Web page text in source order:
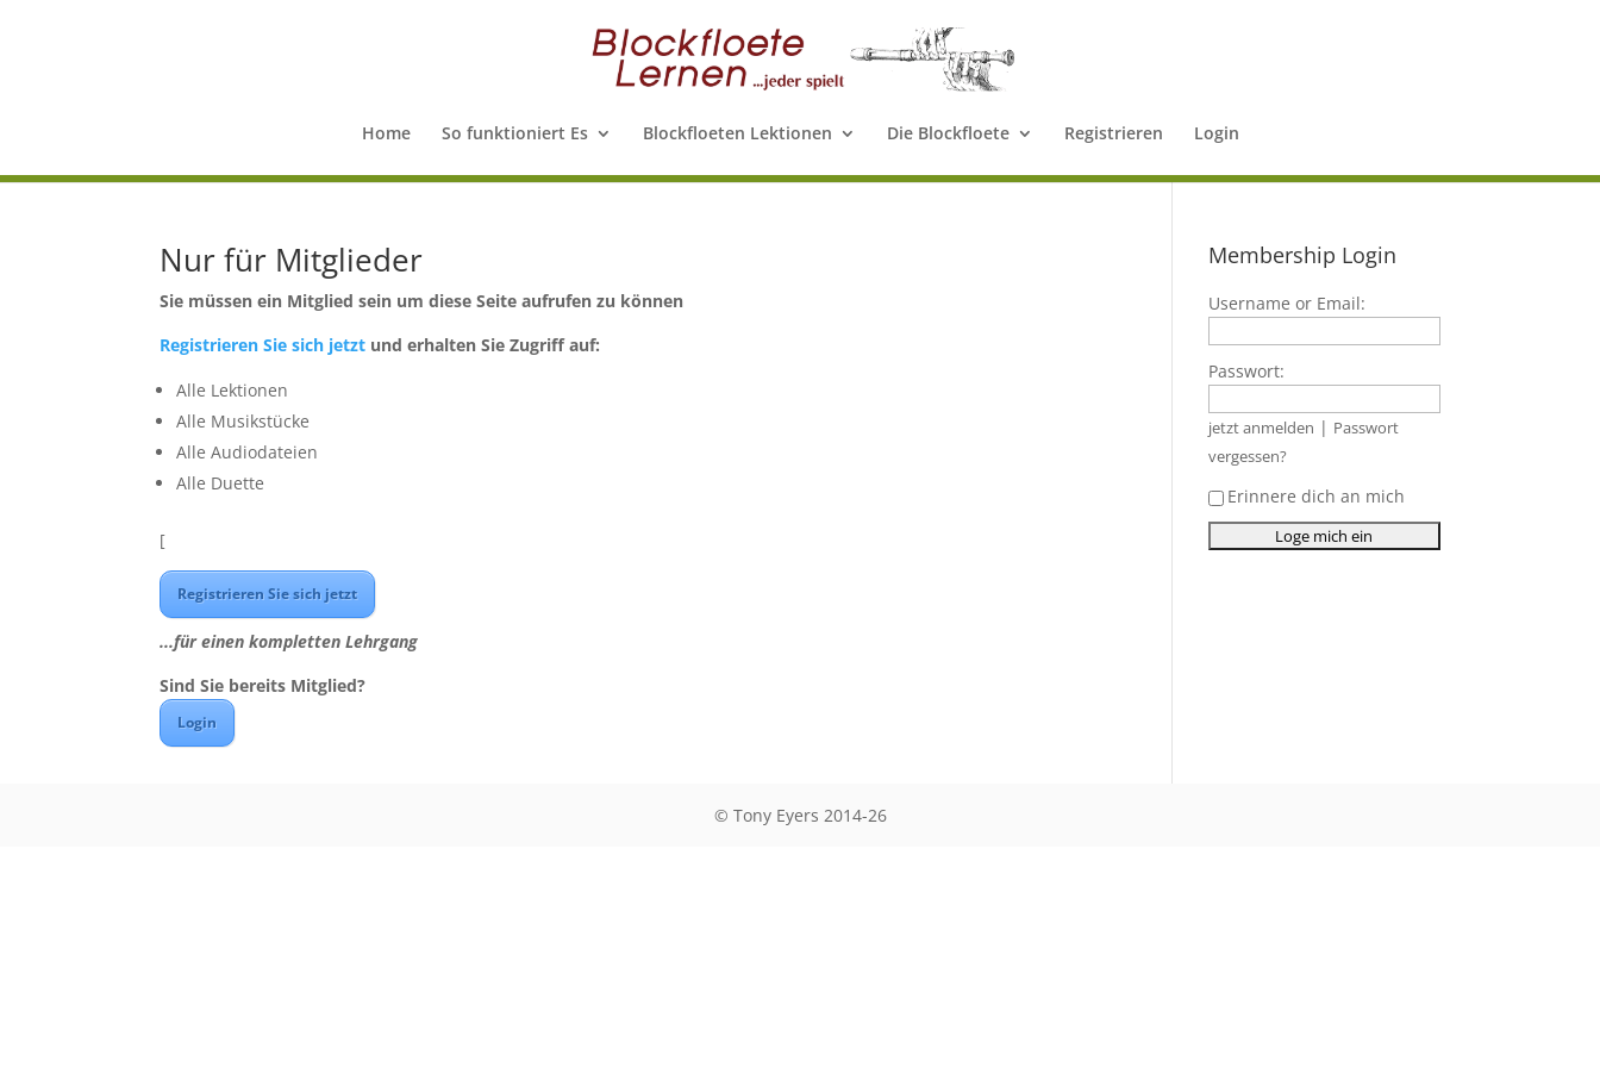
Home So funktioniert Es Blockfloeten Lektionen Die Blockfloete Registrieren Login
Nur für Mitglieder
Sie müssen ein Mitglied sein um diese Seite aufrufen zu können
Registrieren Sie sich jetzt und erhalten Sie Zugriff auf:
Alle Lektionen
Alle Musikstücke
Alle Audiodateien
Alle Duette
[
Registrieren Sie sich jetzt
...für einen kompletten Lehrgang
Sind Sie bereits Mitglied?
Login
Membership Login
Username or Email:
Passwort:
jetzt anmelden | Passwort
vergessen?
Erinnere dich an mich
© Tony Eyers 2014-26